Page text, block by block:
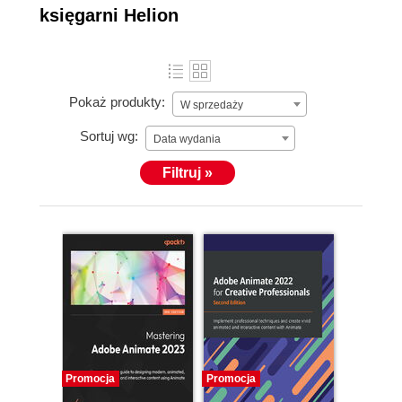
księgarni Helion
Pokaż produkty: W sprzedaży
Sortuj wg: Data wydania
Filtruj »
Promocja Promocja